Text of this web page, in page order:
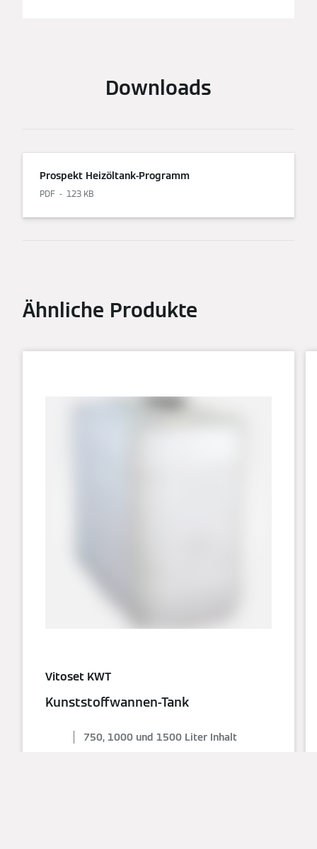
Downloads
Prospekt Heizöltank-Programm
PDF 123 KB
Ähnliche Produkte
Vitoset KWT
Kunststoffwannen-Tank
750, 1000 und 1500 Liter Inhalt